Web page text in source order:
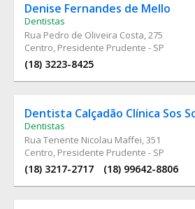
Denise Fernandes de Mello
Dentistas
Rua Pedro de Oliveira Costa, 275
Centro, Presidente Prudente - SP
(18) 3223-8425
Dentista Calçadão Clínica Sos
Dentistas
Rua Tenente Nicolau Maffei, 351
Centro, Presidente Prudente - SP
(18) 3217-2717 (18) 99642-8806